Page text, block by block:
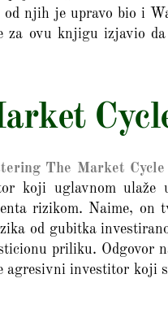
od njih je upravo bio i
za ovu knjigu izjavio
The Market Cycle
koji uglavnom ulaže
rizikom. Naime, on
od gubitka
priliku. Odgovor
investitor koji